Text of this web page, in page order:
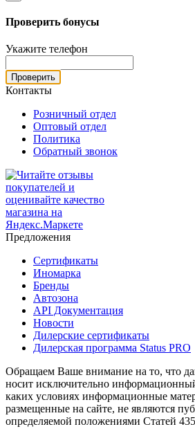
Проверить бонусы
Укажите телефон
Проверить
Контакты
Розничный отдел
Оптовый отдел
Политика
Обратный звонок
Предложения
Сертификаты
Иномарка
Бренды
Автозона
API Документация
Новости
Дилерские сертификаты
Дилерская программа Status PRO
Обращаем Ваше внимание на то, что
носит исключительно
каких условиях информационные
размещенные на сайте, не являются
определяемой положениями Статей